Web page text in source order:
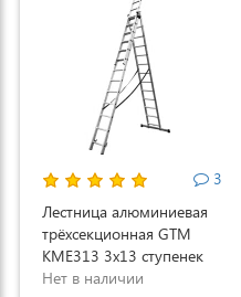
3
Лестница алюминиевая
трёхсекционная GTM
KME313 3x13 ступенек
3.53-8.93м (KME313)
Нет в наличии